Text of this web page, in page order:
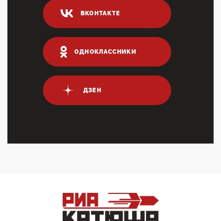
04:47, 10 Апреля 2026
ИНН для переводов по СБП это первый шаг из
логических двухЗаполнение ИНН при любых
переводах по ...
03:35, 10 Апреля 2026
Суммарное вознаграждение менеджменту в 15
крупных банках по итогам 2025 года превысило 63
03:01, 10 Апреля 2026
Террорист и убийца Буданов вальяжно сообщил,
что союзники просили Киев не наносить удары по
входМошенники активно пользуются аккаунтами на
Госуслугах уме...
12:01, 10 Апреля 2026
ВКОНТАКТЕ
ОДНОКЛАССНИКИ
ДЗЕН